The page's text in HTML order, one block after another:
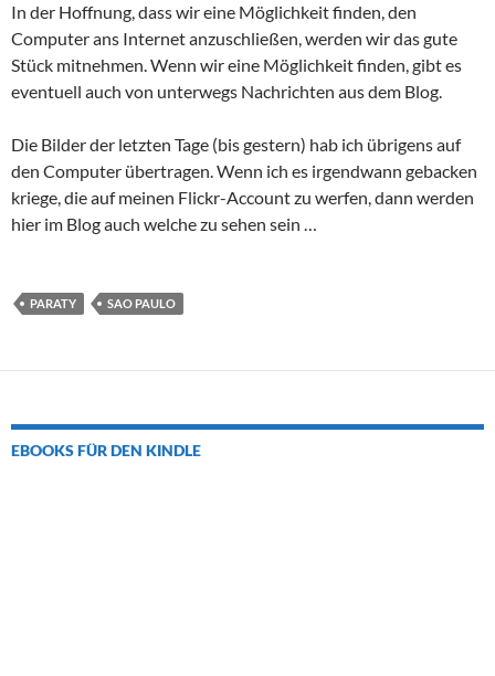
In der Hoffnung, dass wir eine Möglichkeit finden, den
Computer ans Internet anzuschließen, werden wir das gute
Stück mitnehmen. Wenn wir eine Möglichkeit finden, gibt es
eventuell auch von unterwegs Nachrichten aus dem Blog.
Die Bilder der letzten Tage (bis gestern) hab ich übrigens auf
den Computer übertragen. Wenn ich es irgendwann gebacken
kriege, die auf meinen Flickr-Account zu werfen, dann werden
hier im Blog auch welche zu sehen sein …
PARATY SAO PAULO
EBOOKS FÜR DEN KINDLE